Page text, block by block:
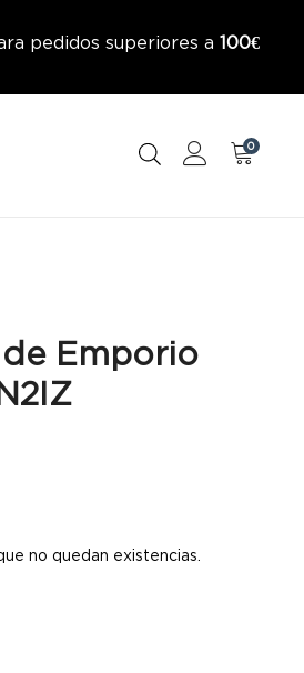
pedidos superiores a 100€
0
Emporio
no quedan existencias.